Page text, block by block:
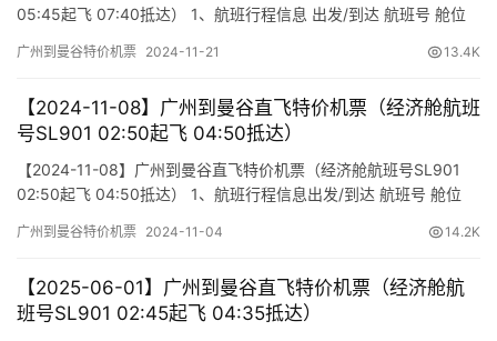
05:45起飞 07:40抵达） 1、航班行程信息 出发/到达 航班号 舱位
(class) (Departure Time) (Arrival Time) 出发(TakeOff) …
广州到曼谷特价机票 2024-11-21 13.4K
【2024-11-08】广州到曼谷直飞特价机票（经济舱航班
号SL901 02:50起飞 04:50抵达）
【2024-11-08】广州到曼谷直飞特价机票（经济舱航班号SL901
02:50起飞 04:50抵达） 1、航班行程信息出发/到达 航班号 舱位
(class) (Departure Time) (Arrival Time) 出发(TakeOff) 到达…
广州到曼谷特价机票 2024-11-04 14.2K
【2025-06-01】广州到曼谷直飞特价机票（经济舱航
班号SL901 02:45起飞 04:35抵达）